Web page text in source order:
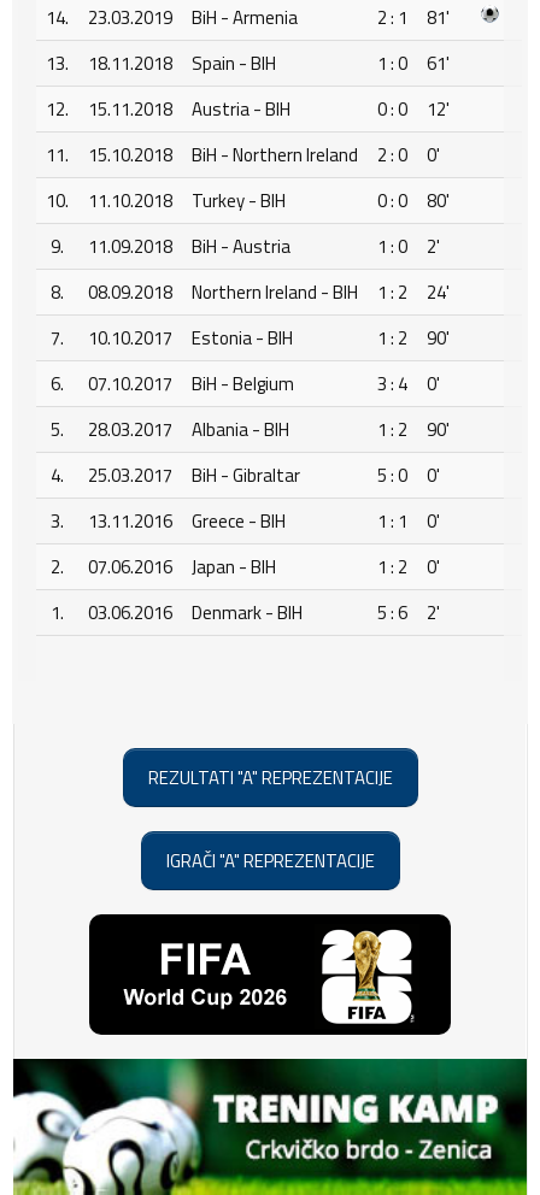
14.
23.03.2019 BiH - Armenia 2 : 1
81'
13.
18.11.2018 Spain - BIH 1 : 0
61'
12.
15.11.2018 Austria - BIH 0 : 0
12'
11.
15.10.2018 BiH - Northern Ireland 2 : 0
0'
10.
11.10.2018 Turkey - BIH 0 : 0
80'
9.
11.09.2018 BiH - Austria 1 : 0
2'
8.
08.09.2018 Northern Ireland - BIH 1 : 2
24'
7.
10.10.2017 Estonia - BIH 1 : 2
90'
6.
07.10.2017 BiH - Belgium 3 : 4
0'
5.
28.03.2017 Albania - BIH 1 : 2
90'
4.
25.03.2017 BiH - Gibraltar 5 : 0
0'
3.
13.11.2016 Greece - BIH 1 : 1
0'
2.
07.06.2016 Japan - BIH 1 : 2
0'
1.
03.06.2016 Denmark - BIH 5 : 6 2'
REZULTATI "A" REPREZENTACIJE
IGRAČI "A" REPREZENTACIJE